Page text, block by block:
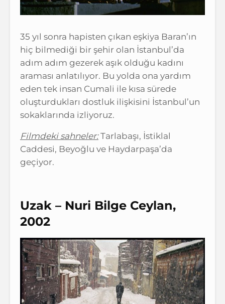
35 yıl sonra hapisten çıkan eşkiya Baran’ın
hiç bilmediği bir şehir olan İstanbul’da
adım adım gezerek aşık olduğu kadını
araması anlatılıyor. Bu yolda ona yardım
eden tek insan Cumali ile kısa sürede
oluşturdukları dostluk ilişkisini İstanbul’un
sokaklarında izliyoruz.
Filmdeki sahneler:Tarlabaşı, İstiklal
Caddesi, Beyoğlu ve Haydarpaşa’da
geçiyor.
Uzak – Nuri Bilge Ceylan,
2002